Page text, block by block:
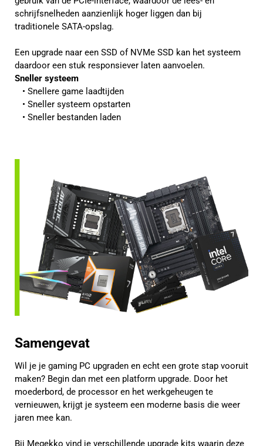
schrijfsnelheden aanzienlijk hoger liggen dan bij
traditionele SATA-opslag.
Een upgrade naar een SSD of NVMe SSD kan het systeem
daardoor een stuk responsiever laten aanvoelen.
Sneller systeem
Snellere game laadtijden
Sneller systeem opstarten
Sneller bestanden laden
Samengevat
Wil je je gaming PC upgraden en echt een grote stap vooruit
maken? Begin dan met een platform upgrade. Door het
moederbord, de processor en het werkgeheugen te
vernieuwen, krijgt je systeem een moderne basis die weer
jaren mee kan.
Bij Megekko vind je verschillende upgrade kits waarin deze